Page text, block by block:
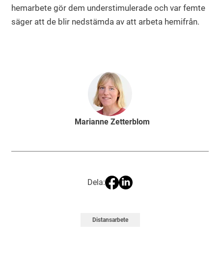
hemarbete gör dem understimulerade och var femte
säger att de blir nedstämda av att arbeta hemifrån.
Marianne Zetterblom
Dela:
Distansarbete